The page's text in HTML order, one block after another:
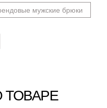
мужские брюки